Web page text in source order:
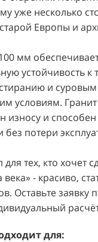
уже несколько
Европы и
мм
устойчивость к
и суровым
условиям.
износу и способен
без потери
тех, кто хочет
- красиво,
Оставьте заявку
для: